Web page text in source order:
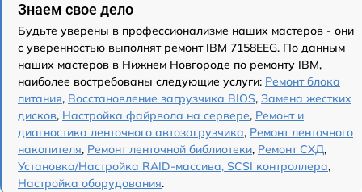
Знаем свое дело
Будьте уверены в профессионализме наших мастеров - они
с уверенностью выполнят ремонт IBM 7158EEG. По данным
наших мастеров в Нижнем Новгороде по ремонту IBM,
наиболее востребованы следующие услуги: Ремонт блока
питания, Восстановление загрузчика BIOS, Замена жестких
дисков, Настройка файрвола на сервере, Ремонт и
диагностика ленточного автозагрузчика, Ремонт ленточного
накопителя, Ремонт ленточной библиотеки, Ремонт СХД,
Установка/Настройка RAID-массива, SCSI контроллера,
Настройка оборудования.